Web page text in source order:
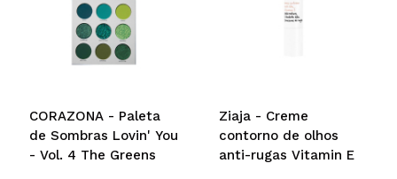
CORAZONA - Paleta
de Sombras Lovin' You
- Vol. 4 The Greens
Ziaja - Creme
contorno de olhos
anti-rugas Vitamin E